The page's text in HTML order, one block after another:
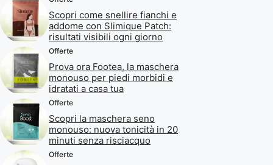
Scopri come snellire fianchi e
addome con Slimique Patch:
risultati visibili ogni giorno
Offerte
Prova ora Footea, la maschera
monouso per piedi morbidi e
idratati a casa tua
Offerte
Scopri la maschera seno
monouso: nuova tonicità in 20
minuti senza risciacquo
Offerte